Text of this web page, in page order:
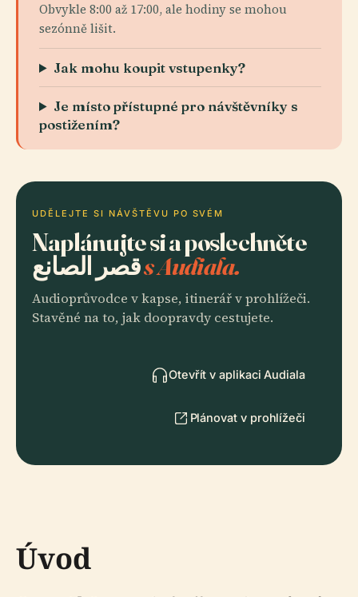
Obvykle 8:00 až 17:00, ale hodiny se mohou
sezónně lišit.
Jak mohu koupit vstupenky?
Je místo přístupné pro návštěvníky s
postižením?
UDĚLEJTE SI NÁVŠTĚVU PO SVÉM
Naplánujte si a poslechněte
قصر الصانعs Audiala.
Audioprůvodce v kapse, itinerář v prohlížeči.
Stavěné na to, jak doopravdy cestujete.
Otevřít v aplikaci Audiala
Plánovat v prohlížeči
Úvod